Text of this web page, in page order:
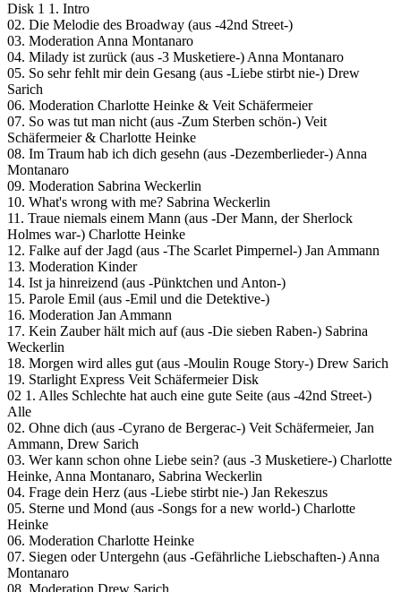
Disk 1 1. Intro
02. Die Melodie des Broadway (aus -42nd Street-)
03. Moderation Anna Montanaro
04. Milady ist zurück (aus -3 Musketiere-) Anna Montanaro
05. So sehr fehlt mir dein Gesang (aus -Liebe stirbt nie-) Drew
Sarich
06. Moderation Charlotte Heinke & Veit Schäfermeier
07. So was tut man nicht (aus -Zum Sterben schön-) Veit
Schäfermeier & Charlotte Heinke
08. Im Traum hab ich dich gesehn (aus -Dezemberlieder-) Anna
Montanaro
09. Moderation Sabrina Weckerlin
10. What's wrong with me? Sabrina Weckerlin
11. Traue niemals einem Mann (aus -Der Mann, der Sherlock
Holmes war-) Charlotte Heinke
12. Falke auf der Jagd (aus -The Scarlet Pimpernel-) Jan Ammann
13. Moderation Kinder
14. Ist ja hinreizend (aus -Pünktchen und Anton-)
15. Parole Emil (aus -Emil und die Detektive-)
16. Moderation Jan Ammann
17. Kein Zauber hält mich auf (aus -Die sieben Raben-) Sabrina
Weckerlin
18. Morgen wird alles gut (aus -Moulin Rouge Story-) Drew Sarich
19. Starlight Express Veit Schäfermeier Disk
02 1. Alles Schlechte hat auch eine gute Seite (aus -42nd Street-)
Alle
02. Ohne dich (aus -Cyrano de Bergerac-) Veit Schäfermeier, Jan
Ammann, Drew Sarich
03. Wer kann schon ohne Liebe sein? (aus -3 Musketiere-) Charlotte
Heinke, Anna Montanaro, Sabrina Weckerlin
04. Frage dein Herz (aus -Liebe stirbt nie-) Jan Rekeszus
05. Sterne und Mond (aus -Songs for a new world-) Charlotte
Heinke
06. Moderation Charlotte Heinke
07. Siegen oder Untergehn (aus -Gefährliche Liebschaften-) Anna
Montanaro